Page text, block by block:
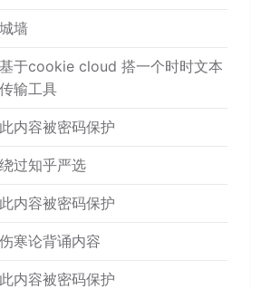
城墙
基于cookie cloud 搭一个时时文本
传输工具
此内容被密码保护
绕过知乎严选
此内容被密码保护
伤寒论背诵内容
此内容被密码保护